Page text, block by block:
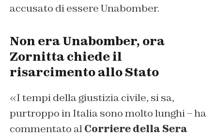
accusato di essere Unabomber.
Non era Unabomber, ora
Zornitta chiede il
risarcimento allo Stato
«I tempi della giustizia civile, si sa,
purtroppo in Italia sono molto lunghi – ha
commentato alCorriere della Sera